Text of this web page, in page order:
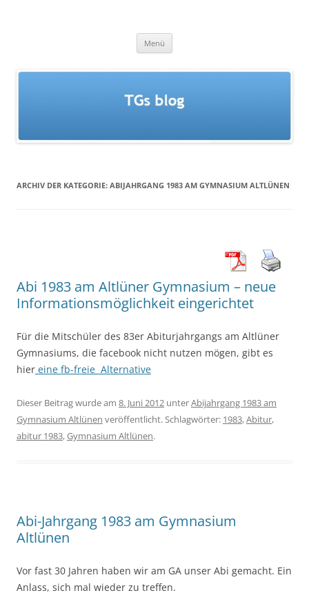
Menü
ARCHIV DER KATEGORIE: ABIJAHRGANG 1983 AM GYMNASIUM ALTLÜNEN
Abi 1983 am Altlüner Gymnasium – neue
Informationsmöglichkeit eingerichtet
Für die Mitschüler des 83er Abiturjahrgangs am Altlüner
Gymnasiums, die facebook nicht nutzen mögen, gibt es
hier eine fb-freie Alternative
Dieser Beitrag wurde am 8. Juni 2012 unterAbijahrgang 1983 am
Gymnasium Altlünen veröffentlicht. Schlagwörter: 1983,Abitur,
abitur 1983,Gymnasium Altlünen.
Abi-Jahrgang 1983 am Gymnasium
Altlünen
Vor fast 30 Jahren haben wir am GA unser Abi gemacht. Ein
Anlass, sich mal wieder zu treffen.